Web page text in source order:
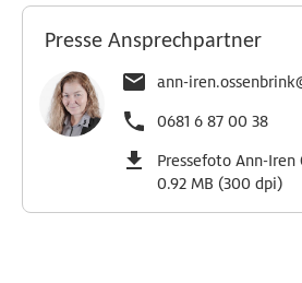
Presse Ansprechpartner
ann-
0681 6 87 00 38
Pressefoto Ann-Iren
0.92 MB (300 dpi)